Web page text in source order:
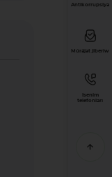
Antikorrupsiya
Múrájat jiberiw
Isenim
telefonları